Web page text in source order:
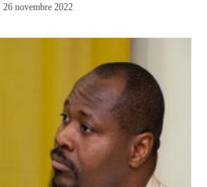
26 novembre 2022